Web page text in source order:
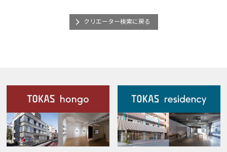
クリエーター検索に戻る
施設案内
Our Facilities